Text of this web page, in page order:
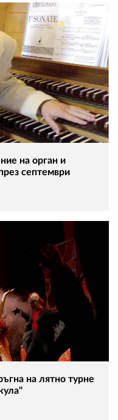
на орган и
септември
на лятно турне